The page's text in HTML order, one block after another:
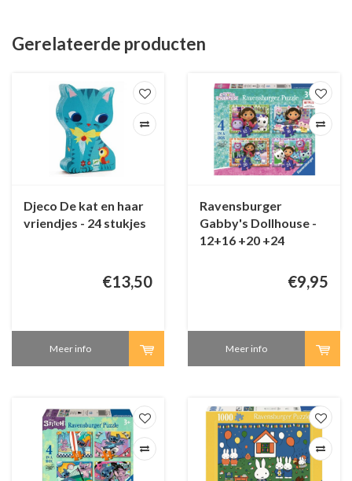
Gerelateerde producten
Djeco De kat en haar
vriendjes - 24 stukjes
€13,50
Meer info
Ravensburger
Gabby's Dollhouse -
12+16 +20 +24
€9,95
Meer info